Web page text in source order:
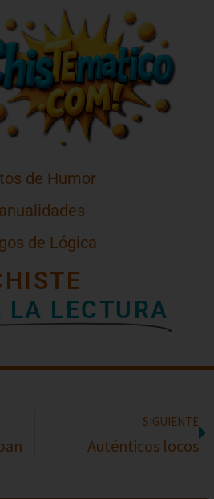
de Humor
de Lógica
LA LECTURA
SIGUIENTE
Auténticos locos